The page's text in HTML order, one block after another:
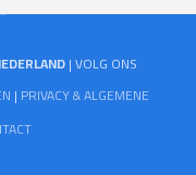
| VOLG ONS
| PRIVACY & ALGEMENE